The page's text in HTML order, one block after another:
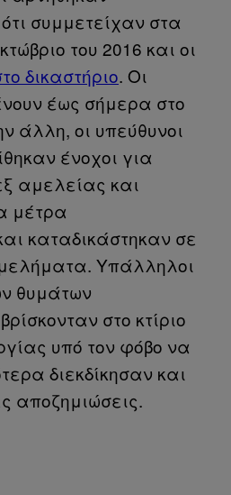
συμμετείχαν στα
του 2016 και οι
δικαστήριο. Οι
έως σήμερα στο
άλλη, οι υπεύθυνοι
ένοχοι για
αμελείας και
μέτρα
καταδικάστηκαν σε
Υπάλληλοι
θυμάτων
στο κτίριο
υπό τον φόβο να
διεκδίκησαν και
αποζημιώσεις.